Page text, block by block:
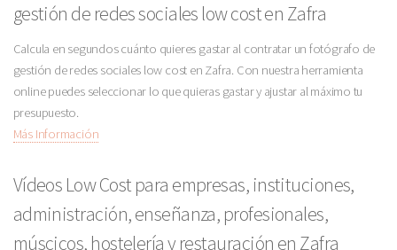
gestión de redes sociales low cost en Zafra
Calcula en segundos cuánto quieres gastar al contratar un fotógrafo de
gestión de redes sociales low cost en Zafra. Con nuestra herramienta
online puedes seleccionar lo que quieras gastar y ajustar al máximo tu
presupuesto.
Más Información
Vídeos Low Cost para empresas, instituciones,
administración, enseñanza, profesionales,
múscicos, hostelería y restauración en Zafra